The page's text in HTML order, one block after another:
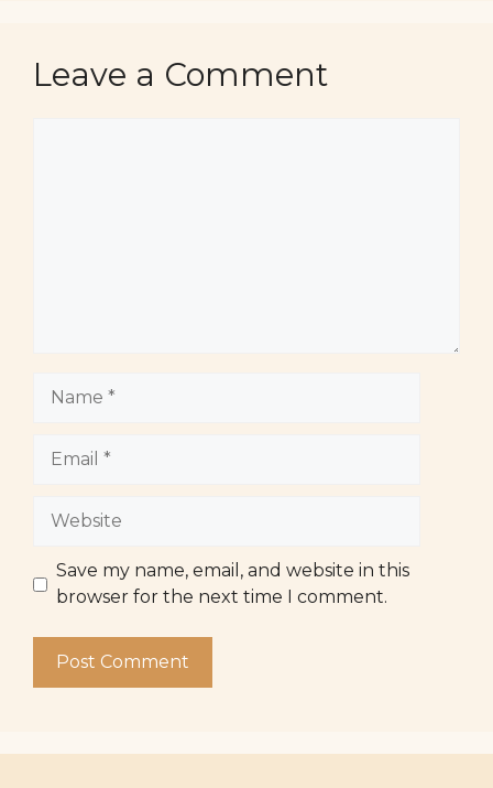
Leave a Comment
Website
Save my name, email, and website in this
browser for the next time I comment.